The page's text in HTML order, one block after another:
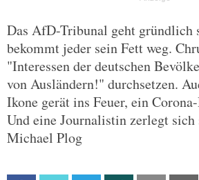
Das AfD-Tribunal geht gründlich
bekommt jeder sein Fett weg.
"Interessen der deutschen
von Ausländern!" durchsetzen.
Ikone gerät ins Feuer, ein
Und eine Journalistin zerlegt sich
Michael Plog